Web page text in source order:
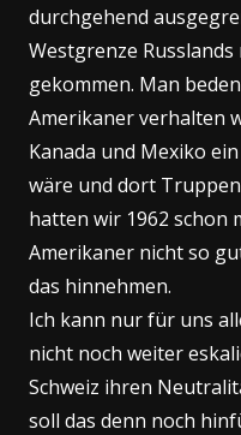
durchgehend
Westgrenze
gekommen. Man
Amerikaner verhalten
Kanada und Mexiko
wäre und dort
hatten wir 1962 schon
Amerikaner nicht so
das hinnehmen.
Ich kann nur für uns
nicht noch weiter
Schweiz ihren
soll das denn noch